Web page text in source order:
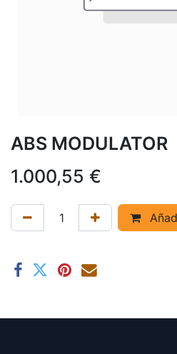
ABS MODULATOR
1.000,55 €